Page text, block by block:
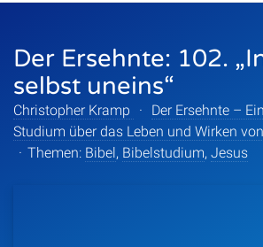
Der Ersehnte: 102.
selbst uneins“
Christopher Kramp ·
Der Ersehnte –
Studium über das Leben und Wirken
· Themen: Bibel, Bibelstudium, Jesus